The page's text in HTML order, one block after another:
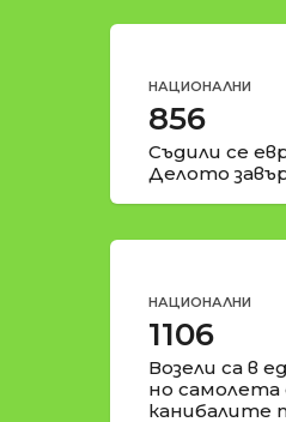
НАЦИОНАЛНИ
856
Съдили се
Делото
НАЦИОНАЛНИ
1106
Возели са в
но самолета
канибалите